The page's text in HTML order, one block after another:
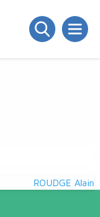
ROUDGE Alain